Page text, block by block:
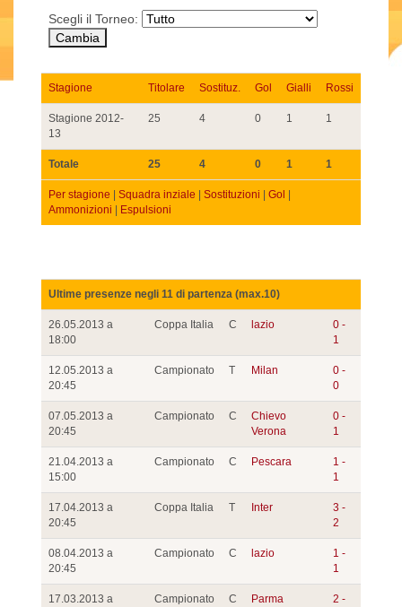
Scegli il Torneo:
Stagione Titolare Sostituz. Gol Gialli Rossi
Stagione 2012-
13
25 4 0 1 1
Totale 25 4 0 1 1
Per stagione Squadra inziale Sostituzioni Gol
Ammonizioni
Espulsioni
Ultime presenze negli 11 di partenza (max.10)
26.05.2013 a
18:00
Coppa Italia C lazio
0 -
1
12.05.2013 a
20:45
Campionato T Milan
0 -
0
07.05.2013 a
20:45
Campionato C
Chievo
Verona
0 -
1
21.04.2013 a
15:00
Campionato C Pescara
1 -
1
17.04.2013 a
20:45
Coppa Italia T Inter
3 -
2
08.04.2013 a
20:45
Campionato C lazio
1 -
1
17.03.2013 a
Campionato C Parma
2 -